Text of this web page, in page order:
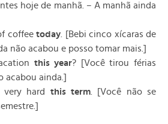
hoje de manhã. – A manhã ainda
coffee today . [Bebi cinco xícaras de
não acabou e posso tomar mais.]
this year? [Você tirou férias
acabou ainda.]
very hard this term . [Você não se